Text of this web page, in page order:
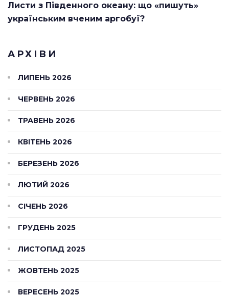
Листи з Південного океану: що «пишуть»
українським вченим аргобуї?
АРХІВИ
ЛИПЕНЬ 2026
ЧЕРВЕНЬ 2026
ТРАВЕНЬ 2026
КВІТЕНЬ 2026
БЕРЕЗЕНЬ 2026
ЛЮТИЙ 2026
СІЧЕНЬ 2026
ГРУДЕНЬ 2025
ЛИСТОПАД 2025
ЖОВТЕНЬ 2025
ВЕРЕСЕНЬ 2025